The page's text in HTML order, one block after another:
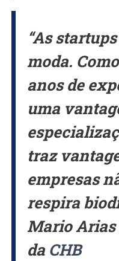
“As
moda.
anos de
uma
traz
empresas
respira
Mario
da CHB